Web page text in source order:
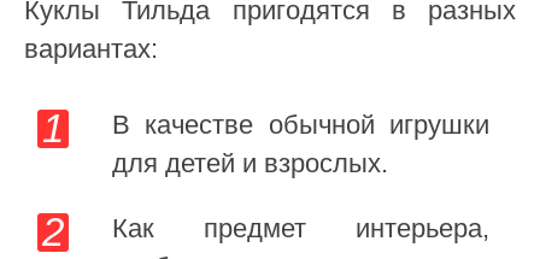
Куклы Тильда пригодятся в разных
вариантах:
В качестве обычной игрушки
для детей и взрослых.
Как предмет интерьера,